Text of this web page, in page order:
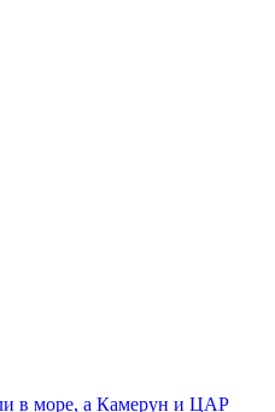
в море, а Камерун и ЦАР